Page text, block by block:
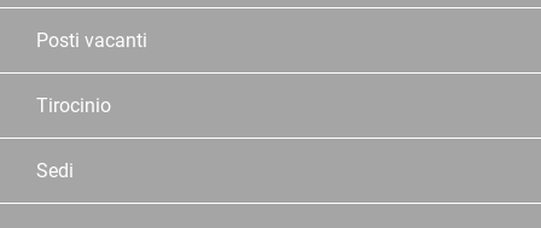
Posti vacanti
Tirocinio
Sedi